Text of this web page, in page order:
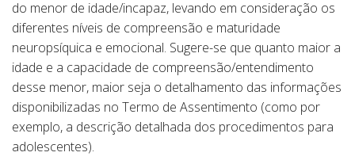
do menor de idade/incapaz, levando em consideração os
diferentes níveis de compreensão e maturidade
neuropsíquica e emocional. Sugere-se que quanto maior a
idade e a capacidade de compreensão/entendimento
desse menor, maior seja o detalhamento das informações
disponibilizadas no Termo de Assentimento (como por
exemplo, a descrição detalhada dos procedimentos para
adolescentes).